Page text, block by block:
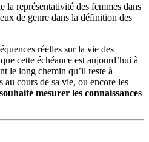
la représentativité des femmes dans
de genre dans la définition des
réelles sur la vie des
cette échéance est aujourd’hui à
le long chemin qu’il reste à
au cours de sa vie, ou encore les
mesurer les connaissances